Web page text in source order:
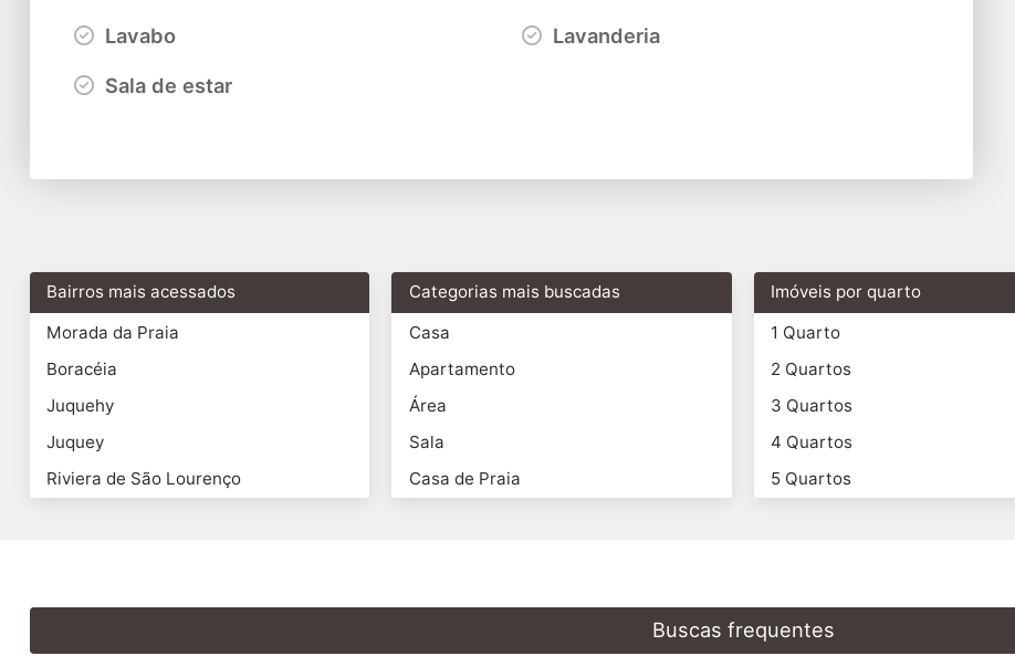
Lavabo Lavanderia
Sala de estar
Bairros mais acessados
Morada da Praia
Boracéia
Juquehy
Juquey
Riviera de São Lourenço
Categorias mais buscadas
Casa
Apartamento
Área
Sala
Casa de Praia
Imóveis por quarto
1 Quarto
2 Quartos
3 Quartos
4 Quartos
5 Quartos
Buscas frequentes